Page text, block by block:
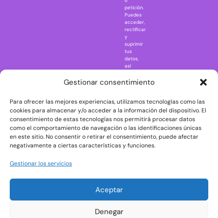
Gestionar consentimiento
Para ofrecer las mejores experiencias, utilizamos tecnologías como las
cookies para almacenar y/o acceder a la información del dispositivo. El
consentimiento de estas tecnologías nos permitirá procesar datos
como el comportamiento de navegación o las identificaciones únicas
en este sitio. No consentir o retirar el consentimiento, puede afectar
negativamente a ciertas características y funciones.
Gestionar los servicios
Aceptar
Denegar
Rick and
The Big Bang
Theory
The Blues
Brothers
The
The Shining
petición.
Puedes
acceder,
rectificar
y
suprimir
tus
datos,
así
ejercer
consultando
la
información
adicional
y
detallada
sobre